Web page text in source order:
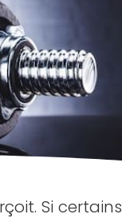
Si certains